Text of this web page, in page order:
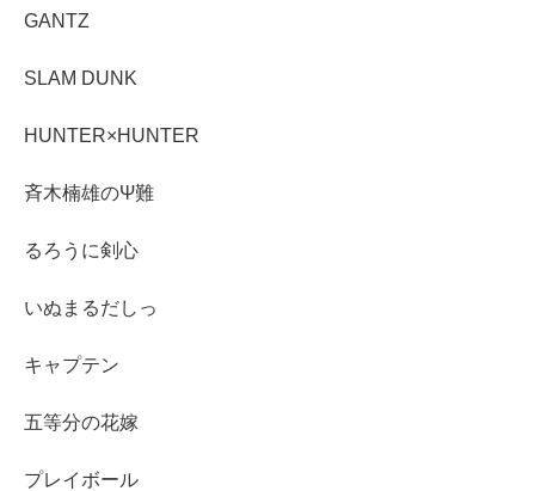
GANTZ
SLAM DUNK
HUNTER×HUNTER
斉木楠雄のΨ難
るろうに剣心
いぬまるだしっ
キャプテン
五等分の花嫁
プレイボール